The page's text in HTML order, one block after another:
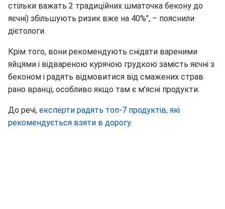
стільки важать 2 традиційних шматочка бекону до
яєчні) збільшують ризик вже на 40%", – пояснили
дієтологи.
Крім того, вони рекомендують снідати вареними
яйцями і відвареною курячою грудкою замість яєчні з
беконом і радять відмовитися від смажених страв
рано вранці, особливо якщо там є м'ясні продукти.
До речі, експерти радять топ-7 продуктів, які
рекомендується взяти в дорогу.